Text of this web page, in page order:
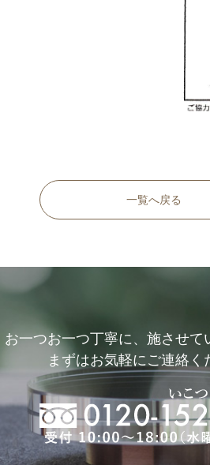
一覧へ戻る
お一つお一つ丁寧に、施させて
まずはお気軽にご連絡く